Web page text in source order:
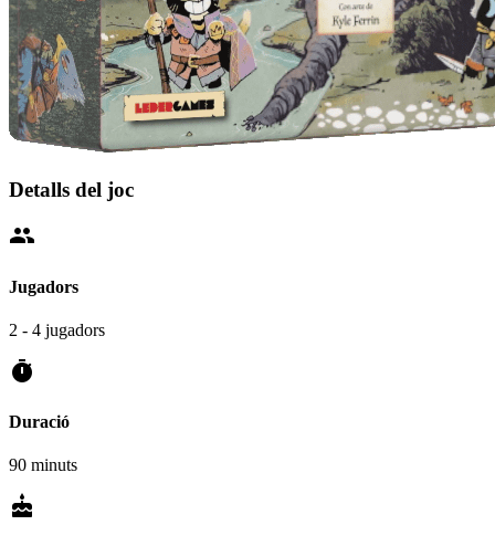
Detalls del joc
people
Jugadors
2 - 4 jugadors
timer
Duració
90 minuts
cake